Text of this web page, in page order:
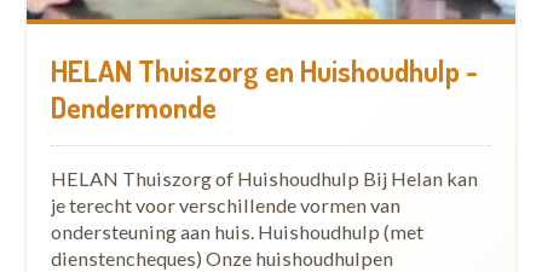
HELAN Thuiszorg en Huishoudhulp -
Dendermonde
HELAN Thuiszorg of Huishoudhulp Bij Helan kan
je terecht voor verschillende vormen van
ondersteuning aan huis. Huishoudhulp (met
dienstencheques) Onze huishoudhulpen